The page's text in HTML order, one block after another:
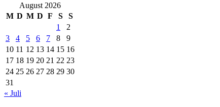
August 2026
M D M D F S
S
1
2
3
4 5 6 7 8
9
10 11 12 13 14 15 16
17 18 19 20 21 22 23
24 25 26 27 28 29 30
31
« Juli